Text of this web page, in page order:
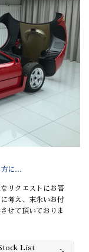
方に…
リクエストにお答
考え、末永いお付
せて頂いておりま
List